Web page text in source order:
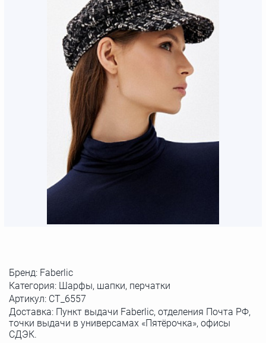
Бренд: Faberlic
Категория: Шарфы, шапки, перчатки
Артикул: СТ_6557
Доставка: Пункт выдачи Faberlic, отделения Почта РФ,
точки выдачи в универсамах «Пятёрочка», офисы
СДЭК.